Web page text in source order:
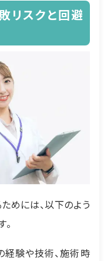
リスクと回避
めには、以下のよう
経験や技術、施術時